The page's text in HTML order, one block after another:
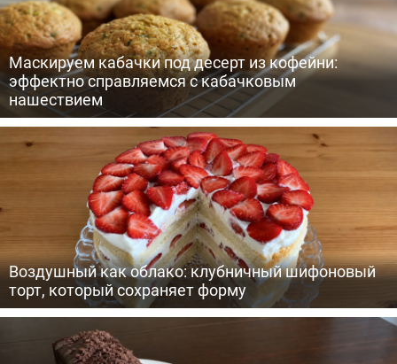
Маскируем кабачки под десерт из кофейни:
эффектно справляемся с кабачковым
нашествием
Воздушный как облако: клубничный шифоновый
торт, который сохраняет форму